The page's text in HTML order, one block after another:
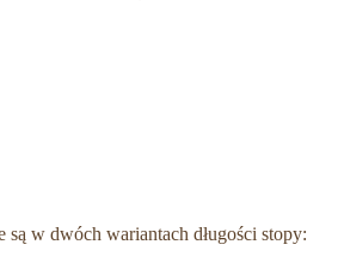
są w dwóch wariantach długości stopy: